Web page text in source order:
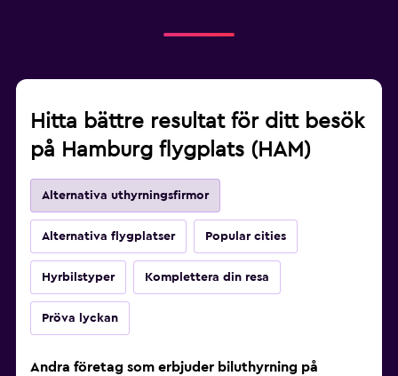
Hitta bättre resultat för ditt besök
på Hamburg flygplats (HAM)
Alternativa uthyrningsfirmor
Alternativa flygplatser Popular cities
Hyrbilstyper Komplettera din resa
Pröva lyckan
Andra företag som erbjuder biluthyrning på